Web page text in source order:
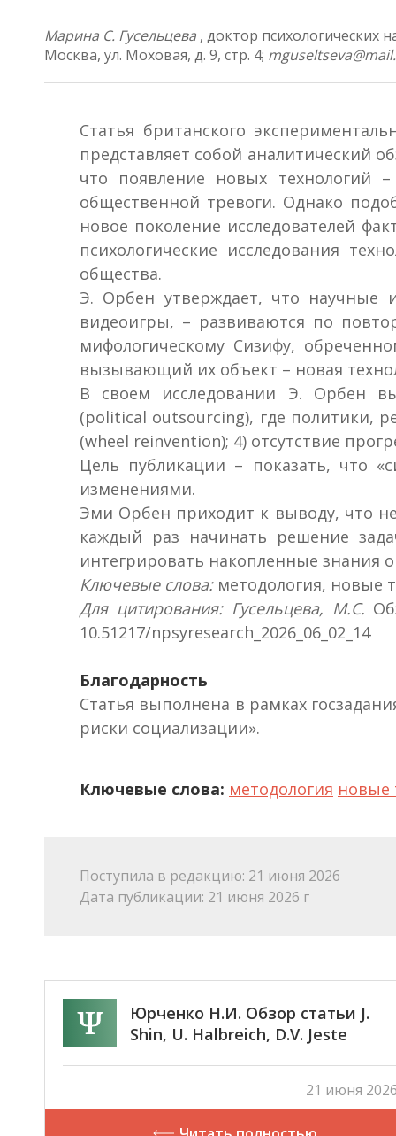
Марина С. Гусельцева , доктор психологических
Москва, ул. Моховая, д. 9, стр. 4;
Статья британского
представляет собой аналитический
что появление новых технологий
общественной тревоги. Однако
новое поколение исследователей
психологические исследования
общества.
Э. Орбен утверждает, что научные
видеоигры, – развиваются по
мифологическому Сизифу,
вызывающий их объект – новая
В своем исследовании Э. Орбен
(political outsourcing), где политики,
(wheel reinvention); 4) отсутствие
Цель публикации – показать, что
изменениями.
Эми Орбен приходит к выводу, что
каждый раз начинать решение
интегрировать накопленные знания
Ключевые слова:методология, новые
Для цитирования: Гусельцева, М.С.
10.51217/npsyresearch_2026_06_02_14
Благодарность
Статья выполнена в рамках
риски социализации».
Ключевые слова: методология новые
Поступила в редакцию: 21 июня 2026
Дата публикации: 21 июня 2026 г
Юрченко Н.И. Обзор статьи J.
Shin, U. Halbreich, D.V. Jeste
21 июня